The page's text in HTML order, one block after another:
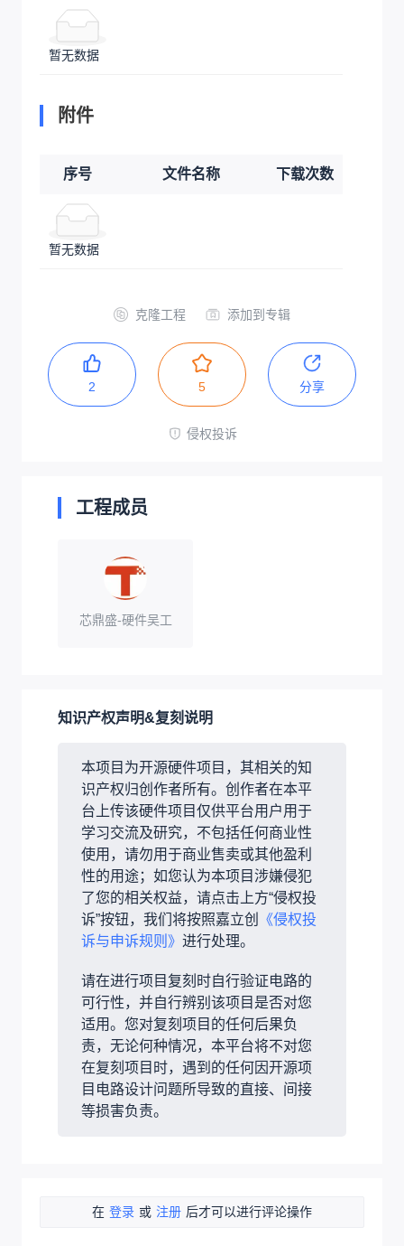
暂无数据
附件
序号 文件名称 下载次数
暂无数据
克隆工程 添加到专辑
2 5 分享
侵权投诉
工程成员
芯鼎盛-硬件吴工
知识产权声明&复刻说明
本项目为开源硬件项目，其相关的知
识产权归创作者所有。创作者在本平
台上传该硬件项目仅供平台用户用于
学习交流及研究，不包括任何商业性
使用，请勿用于商业售卖或其他盈利
性的用途；如您认为本项目涉嫌侵犯
了您的相关权益，请点击上方“侵权投
诉”按钮，我们将按照嘉立创
《侵权投
诉与申诉规则》 进行处理。
请在进行项目复刻时自行验证电路的
可行性，并自行辨别该项目是否对您
适用。您对复刻项目的任何后果负
责，无论何种情况，本平台将不对您
在复刻项目时，遇到的任何因开源项
目电路设计问题所导致的直接、间接
等损害负责。
在 登录 或 注册 后才可以进行评论操作